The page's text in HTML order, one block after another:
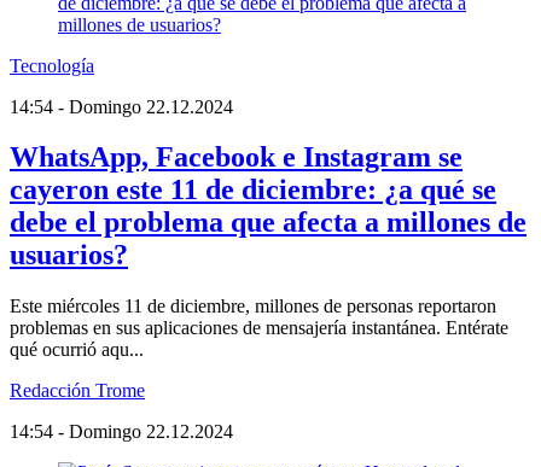
Tecnología
14:54 - Domingo 22.12.2024
WhatsApp, Facebook e Instagram se
cayeron este 11 de diciembre: ¿a qué se
debe el problema que afecta a millones de
usuarios?
Este miércoles 11 de diciembre, millones de personas reportaron
problemas en sus aplicaciones de mensajería instantánea. Entérate
qué ocurrió aqu...
Redacción Trome
14:54 - Domingo 22.12.2024